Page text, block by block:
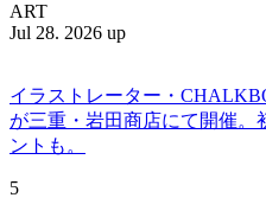
ART
Jul 28. 2026 up
イラストレーター・
が三重・岩田商店にて開催
ントも。
5